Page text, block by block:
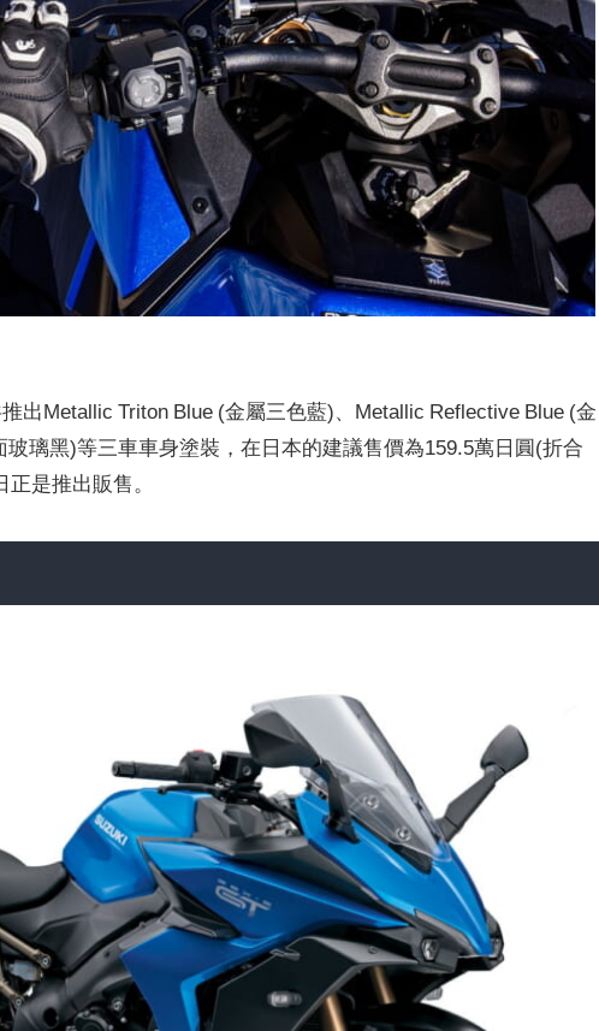
出Metallic Triton Blue (金屬三色藍)、Metallic Reflective Blue (金
璃黑)等三車車身塗裝，在日本的建議售價為159.5萬日圓(折合
是推出販售。